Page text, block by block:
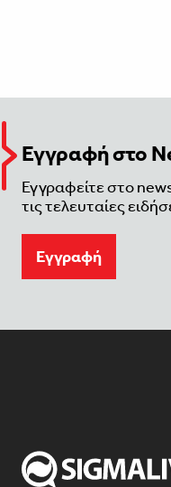
Εγγραφή στο
Εγγραφείτε στο
τις τελευταίες
Eγγραφή